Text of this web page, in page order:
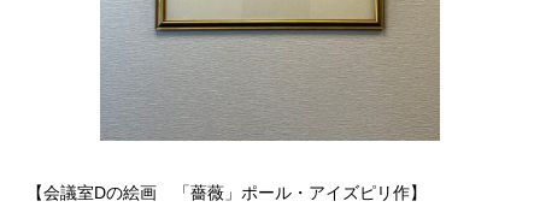
【会議室Dの絵画 「薔薇」ポール・アイズピリ作】